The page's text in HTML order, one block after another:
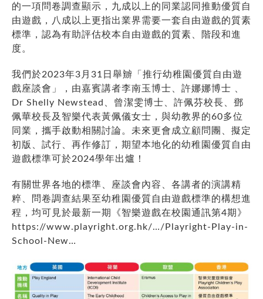
的一項問卷調查顯示，九成以上的同業認同推動優質自
由遊戲，八成以上更指出業界需要一套自由遊戲的質素
標準，認為有助評估校本自由遊戲的質素、階段和進
度。
我們於2023年3月31日舉辧「推行幼稚園優質自由遊
戲座談會」，由嘉賓講者李南玉博士、許娜娜博士 、
Dr Shelly Newstead、曾潔雯博士、許佩芬校長、鄧
佩華校長及智樂代表黃佩儀女士，與幼教界的60多位
同業，攜手啟動相關討論。未來更會成立顧問團、擬定
初版、試行、再作修訂，期望本地化的幼稚園優質自由
遊戲標準可於2024學年出爐！
有關世界各地的標準、座談會內容、各講者的演講精
粹、問卷調查結果至幼稚園優質自由遊戲標準的構想進
程，均可見於最新一期《智樂遊戲在校園通訊第4期》
https://www.playright.org.hk/…/Playright-Play-in-
School-New…